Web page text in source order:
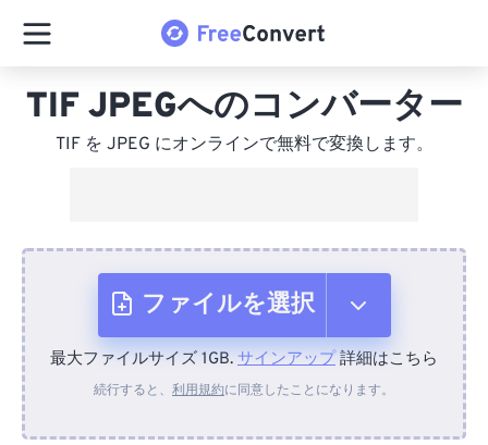
TIF JPEGへのコンバーター
TIF を JPEG にオンラインで無料で変換します。
ファイルを選択
デバイスから
最大ファイルサイズ 1GB. サインアップ詳細はこちら
続行すると、 利用規約に同意したことになります。